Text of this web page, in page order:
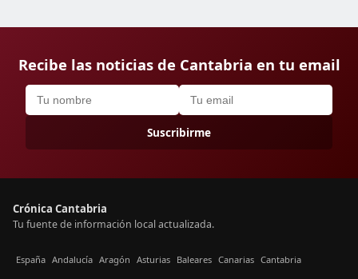
Recibe las noticias de Cantabria en tu email
Suscribirme
Crónica Cantabria
Tu fuente de información local actualizada.
España Andalucía Aragón Asturias Baleares Canarias Cantabria